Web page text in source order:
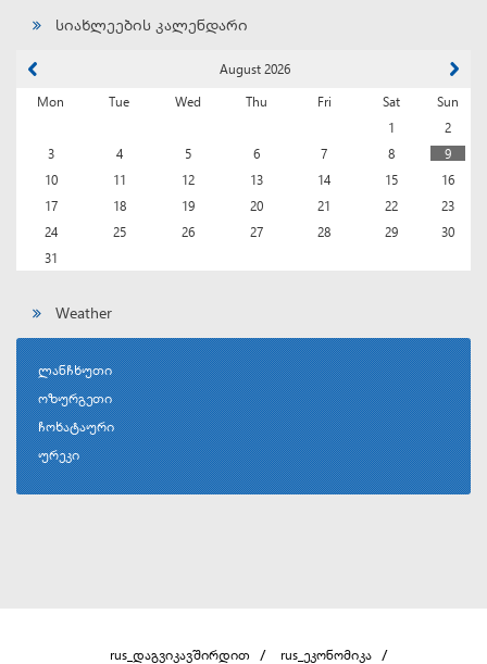
სიახლეების კალენდარი
August 2026
Mon
Tue Wed Thu Fri Sat
Sun
1
2
3
4 5 6 7 8
9
10
11 12 13 14 15
16
17
18 19 20 21 22
23
24
25 26 27 28 29
30
31
Weather
ლანჩხუთი
ოზურგეთი
ჩოხატაური
ურეკი
rus_დაგვიკავშირდით
rus_ეკონომიკა